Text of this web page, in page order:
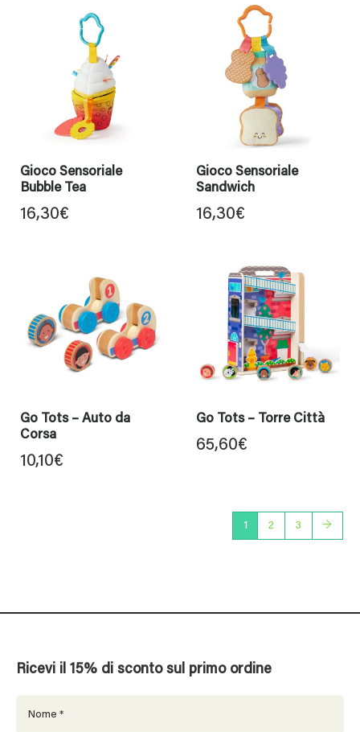
Gioco Sensoriale
Bubble Tea
16,30€
Gioco Sensoriale
Sandwich
16,30€
Go Tots – Auto da
Corsa
10,10€
Go Tots – Torre Città
65,60€
1 2 3 →
Ricevi il 15% di sconto sul primo ordine